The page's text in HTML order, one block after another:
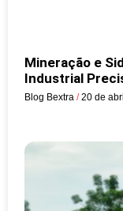
Mineração e
Industrial
Blog Bextra 20 de